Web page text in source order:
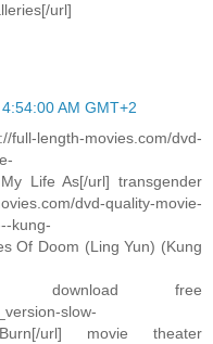
url]
AM GMT+2
length-movies.com/dvd-
Life As[/url] transgender
dvd-quality-movie-
kung-
Of Doom (Ling Yun) (Kung
free
slow-
Burn[/url] movie theater